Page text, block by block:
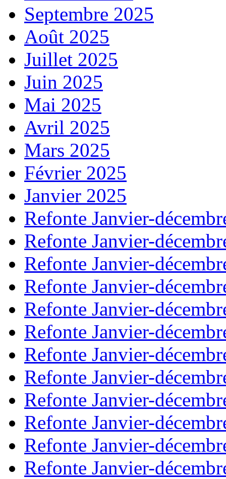
Septembre 2025
Août 2025
Juillet 2025
Juin 2025
Mai 2025
Avril 2025
Mars 2025
Février 2025
Janvier 2025
Refonte Janvier-
Refonte Janvier-
Refonte Janvier-
Refonte Janvier-
Refonte Janvier-
Refonte Janvier-
Refonte Janvier-
Refonte Janvier-
Refonte Janvier-
Refonte Janvier-
Refonte Janvier-
Refonte Janvier-